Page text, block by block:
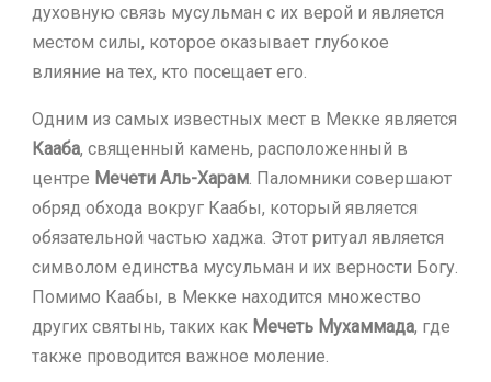
духовную связь мусульман с их верой и является
местом силы, которое оказывает глубокое
влияние на тех, кто посещает его.
Одним из самых известных мест в Мекке является
Кааба, священный камень, расположенный в
центре Мечети Аль-Харам. Паломники совершают
обряд обхода вокруг Каабы, который является
обязательной частью хаджа. Этот ритуал является
символом единства мусульман и их верности Богу.
Помимо Каабы, в Мекке находится множество
других святынь, таких как Мечеть Мухаммада, где
также проводится важное моление.